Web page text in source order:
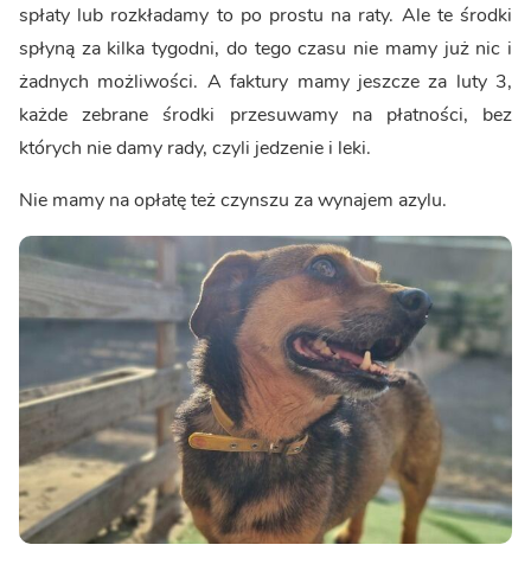
spłaty lub rozkładamy to po prostu na raty. Ale te środki
spłyną za kilka tygodni, do tego czasu nie mamy już nic i
żadnych możliwości. A faktury mamy jeszcze za luty 3,
każde zebrane środki przesuwamy na płatności, bez
których nie damy rady, czyli jedzenie i leki.
Nie mamy na opłatę też czynszu za wynajem azylu.